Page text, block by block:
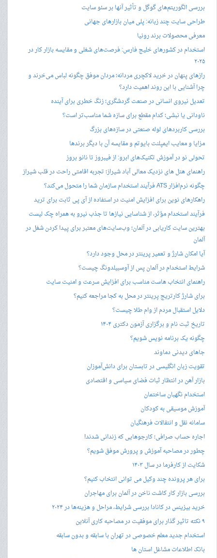
بررسی الگوریتم‌های گوگل و تأثیر آنها بر سئو سایت
طراحی سایت چند زبانه: پلی میان بازارهای جهانی
معرفی محصولات برند رونیا
استخدام در کشورهای خلیج فارس: فرصت‌های شغلی و مقایسه بازار کار در
۲۰۲۵
رازهای پنهان در خرید لاکچری مردانه؛ مردان موفق چگونه لباس می‌خرند و
چرا آشنایی با این روند اهمیت دارد؟
تعدیل نیروی انسانی در صنعت گردشگری؛ زنگ خطری برای آینده
ناودانی یا نبشی؛ کدام مقطع برای سازه شما مناسب‌تر است؟
بررسی کاربردهای لوله صنعتی در سازه‌های بزرگ
مزایا و معایب ایمپلنت بایوتم و مقایسه آن با دیگر برندها
تحولی نو در آموزش تکنیک‌های ابرو: از فیبروز تا نانو بروز
راهنمای هتل های نزدیک معالی آباد شیراز؛ تجربه اقامتی راحت در قلب شیراز
چگونه نرم‌افزار ATS فرآیند استخدام سازمان شما را متحول می‌کند؟
راهکارهای نوین برای افزایش امنیت در استفاده از آی پی ثابت برای ترید
فرآیند استخدام مؤثر، از شناسایی نیازها تا جذب نیرو به همراه چک لیست
بهترین سایت کاریابی در آلمان؛ وب‌سایت‌های معتبر برای پیدا کردن شغل در
آلمان
آیا امکان شارژ و تعمیر پرینتر در محل وجود دارد؟
شرایط استخدام در آلمان پس از آوسبیلدونگ چیست؟
راهنمای انتخاب هاست مناسب برای افزایش سرعت و امنیت سایت
برای شارژ کارتریج پرینتر در محل به کجا مراجعه کنیم؟
دلایل استقبال مردم از وام طلا چیست؟
تاریخ ثبت نام و برگزاری آزمون دکتری ۱۴۰۴
چگونه یک برنامه نویس شویم؟
جاهای دیدنی دماوند
تقویت زبان انگلیسی در تابستان برای دانش‌آموزان
بازار آهن در انتظار ثبات فضای سیاسی و اقتصادی
استخدام نگهبان ساختمان
آموزش موسیقی به کودکان
سامانه نقل و انتقالات فرهنگیان
اجاره حساب صرافی؛ کارجوهایی که زندانی شدند!
چطور در مصاحبه‌ آموزش و پرورش موفق شویم؟
شکایت از کارفرما در سال ۱۴۰۳
برای هر پرونده چند وکیل می توانی انتخاب کنیم؟
بررسی بازار کار کاشت ناخن در آلمان برای مهاجران
خرید بیزینس در کانادا بررسی شرایط، مراحل و هزینه‌ها در ۲۰۲۴
۹ نکته تاثیر گذار برای موفقیت در مصاحبه کاری آنلاین
استخدام جدید معلم خصوصی در تهران با سابقه و بدون سابقه
بانک اطلاعات مشاغل استان ها